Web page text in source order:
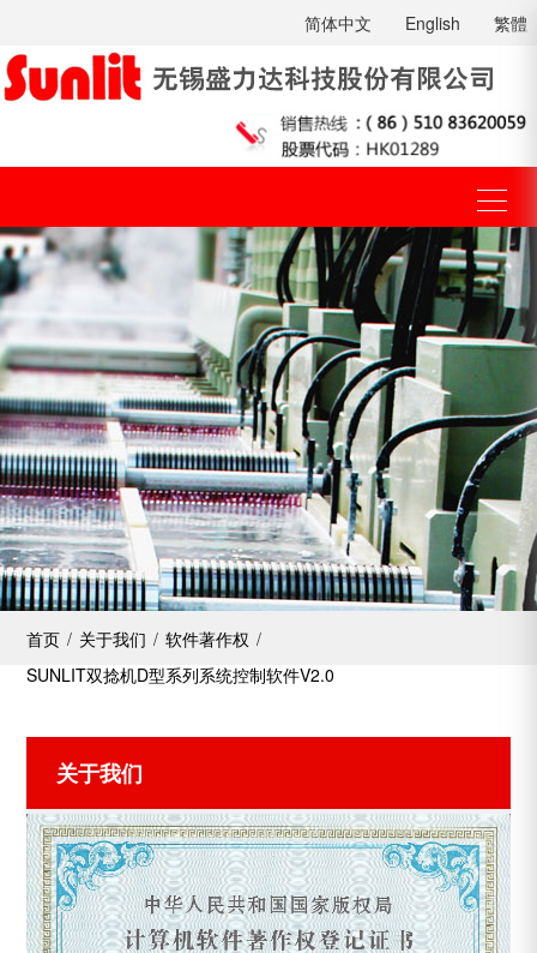
简体中文 English 繁體
首页 / 关于我们 / 软件著作权 /
SUNLIT双捻机D型系列系统控制软件V2.0
关于我们